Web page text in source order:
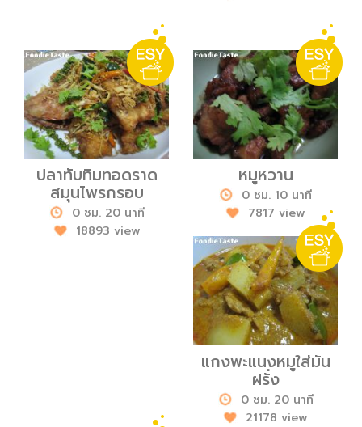
ปลาทับทิมทอดราด
สมุนไพรกรอบ
0 ชม. 20 นาที
18893 view
หมูหวาน
0 ชม. 10 นาที
7817 view
แกงพะแนงหมูใส่มัน
ฝรั่ง
0 ชม. 20 นาที
21178 view